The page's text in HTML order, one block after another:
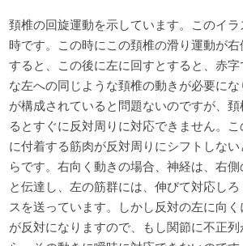
頚椎の回旋運動を示しています。このイ
時です。この時にこの頚椎の滑り運動が右
すると、この後に左に回すとすると、赤字
な左への同じような頚椎の動きが必要に
が構成されていると問題ないのですが、
るとすぐに反対周りに対応できません。
に付着する筋肉が反対周りにシフトしな
らです。右向く動きの場合、神経は、右
と伝達し、左の筋群には、伸びて対応し
スを送っています。しかし反対の左に向
が反対になりますので、もし関節に不正